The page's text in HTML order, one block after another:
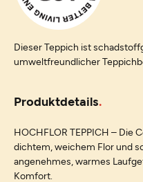
Dieser Teppich ist
umweltfreundlicher
Produktdetails
HOCHFLOR TEPPICH – Die
dichtem, weichem Flor und
angenehmes, warmes
Komfort.